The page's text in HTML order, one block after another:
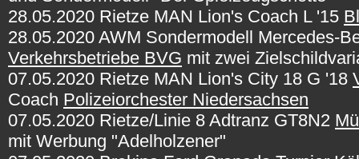
28.05.2020 Rietze MAN Lion's Coach L '15
28.05.2020 AWM Sondermodell Mercedes-
Verkehrsbetriebe BVG mit zwei
07.05.2020 Rietze MAN Lion's City 18 G '18
Coach Polizeiorchester Niedersachsen
07.05.2020 Rietze/Linie 8 Adtranz GT8N2
mit Werbung "Adelholzener"